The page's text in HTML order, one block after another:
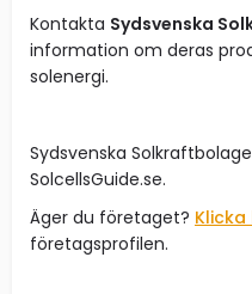
Kontakta Sydsvenska
information om deras
solenergi.
Sydsvenska
SolcellsGuide.se.
Äger du företaget? Klicka
företagsprofilen.